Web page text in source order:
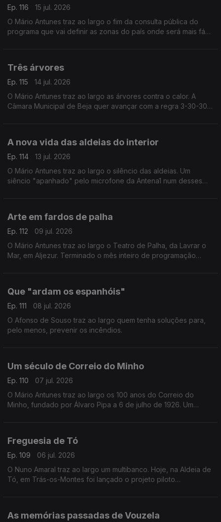
Ep. 116
15 jul. 2026
O Mário Antunes traz ao largo o fim da consulta pública do
programa que vai definir as zonas do país onde será mais fácil
Três árvores
Ep. 115
14 jul. 2026
O Mário Antunes traz ao largo as árvores contra o calor. A
Câmara Municipal de Beja quer avançar com a regra 3-30-300,
A nova vida das aldeias do interior
Ep. 114
13 jul. 2026
O Mário Antunes traz ao largo o silêncio das aldeias. Um
siêncio "apanhado" pelo microfone da Antena1 num desses
Arte em fardos de palha
Ep. 112
09 jul. 2026
O Mário Antunes traz ao largo o Teatro de Palha, da Lavrar o
Mar, em Aljezur. Terminado o mês inteiro de programação
Que "ardam os espanhóis"
Ep. 111
08 jul. 2026
O Afonso de Souso traz ao largo quem tenha soluções para,
pelo menos, prevenir os incêndios.
Um século de Correio do Minho
Ep. 110
07 jul. 2026
O Mário Antunes traz ao largo os 100 anos do Correio do
Minho, fundado por Álvaro Pipa a 6 de julho de 1926. Um
Freguesia de Tó
Ep. 109
06 jul. 2026
O Nuno Amaral traz ao largo um multibanco. Hoje, na Aldeia de
Tó, em Trás-os-Montes foi lançado o projeto piloto
As memórias passadas de Vouzela